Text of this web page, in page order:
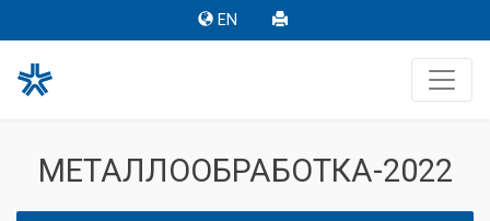
EN
МЕТАЛЛООБРАБОТКА-2022